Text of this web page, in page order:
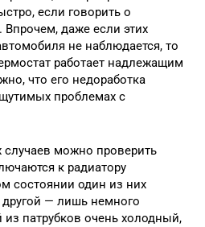
если говорить о
даже если этих
не наблюдается, то
работает надлежащим
что его недоработка
проблемах с
можно проверить
к радиатору
состоянии один из них
— лишь немного
патрубков очень холодный,